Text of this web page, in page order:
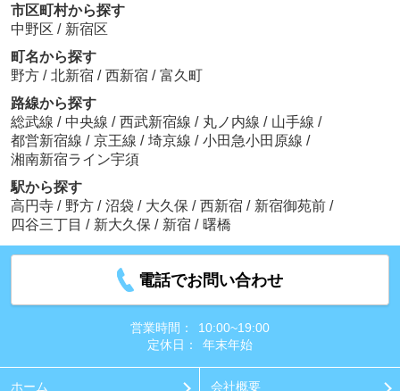
市区町村から探す
中野区 / 新宿区
町名から探す
野方 / 北新宿 / 西新宿 / 富久町
路線から探す
総武線 / 中央線 / 西武新宿線 / 丸ノ内線 / 山手線 /
都営新宿線 / 京王線 / 埼京線 / 小田急小田原線 /
湘南新宿ライン宇須
駅から探す
高円寺 / 野方 / 沼袋 / 大久保 / 西新宿 / 新宿御苑前 /
四谷三丁目 / 新大久保 / 新宿 / 曙橋
電話でお問い合わせ
営業時間：
10:00~19:00
定休日：
年末年始
ホーム 会社概要